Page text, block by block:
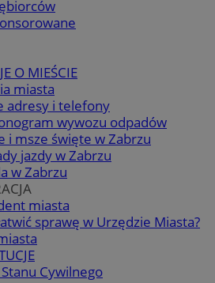
O MIEŚCIE
miasta
adresy i telefony
wywozu odpadów
i msze święte w Zabrzu
jazdy w Zabrzu
w Zabrzu
miasta
sprawę w Urzędzie Miasta?
Cywilnego